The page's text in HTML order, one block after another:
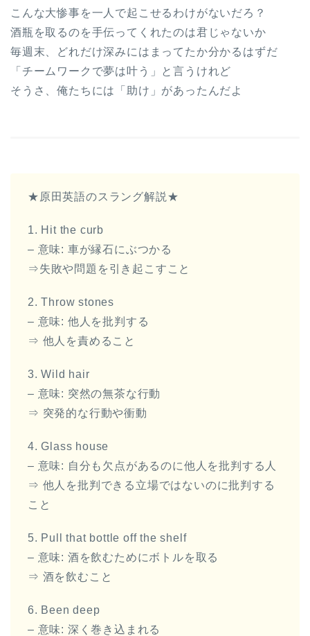
こんな大惨事を一人で起こせるわけがないだろ？
酒瓶を取るのを手伝ってくれたのは君じゃないか
毎週末、どれだけ深みにはまってたか分かるはずだ
「チームワークで夢は叶う」と言うけれど
そうさ、俺たちには「助け」があったんだよ
★原田英語のスラング解説★
1. Hit the curb
– 意味: 車が縁石にぶつかる
⇒失敗や問題を引き起こすこと
2. Throw stones
– 意味: 他人を批判する
⇒ 他人を責めること
3. Wild hair
– 意味: 突然の無茶な行動
⇒ 突発的な行動や衝動
4. Glass house
– 意味: 自分も欠点があるのに他人を批判する人
⇒ 他人を批判できる立場ではないのに批判する
こと
5. Pull that bottle off the shelf
– 意味: 酒を飲むためにボトルを取る
⇒ 酒を飲むこと
6. Been deep
– 意味: 深く巻き込まれる